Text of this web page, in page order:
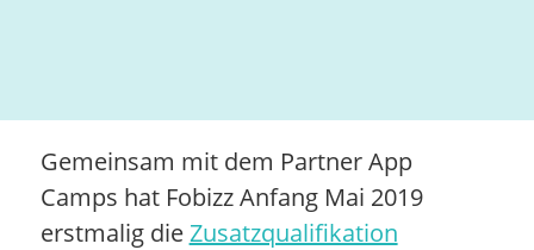
Gemeinsam mit dem Partner App
Camps hat Fobizz Anfang Mai 2019
erstmalig dieZusatzqualifikation